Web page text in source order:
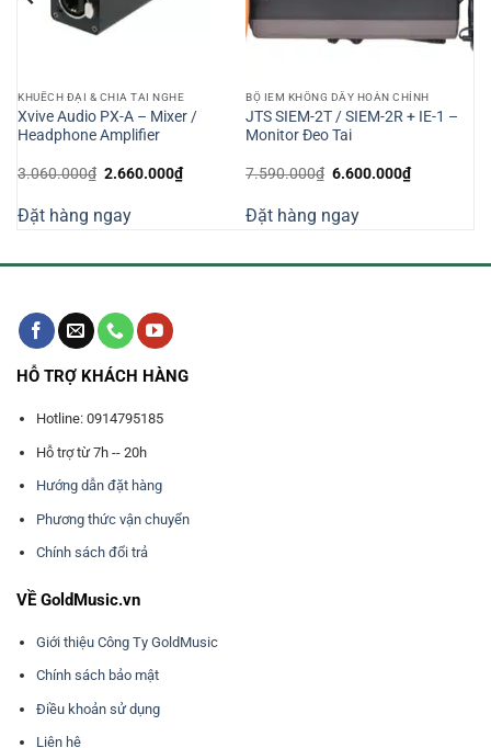
KHUẾCH ĐẠI & CHIA TAI NGHE
Xvive Audio PX-A – Mixer /
Headphone Amplifier
3.060.000₫ Giá
3.060.000₫.
2.660.000₫Giá
hiện
2.660.000₫.
Đặt hàng ngay
BỘ IEM KHÔNG DÂY HOÀN CHỈNH
JTS SIEM-2T / SIEM-2R + IE-1 –
Monitor Đeo Tai
7.590.000₫ Giá
7.590.000₫.
6.600.000₫Giá
hiện
Đặt hàng ngay
HỖ TRỢ KHÁCH HÀNG
Hotline: 0914795185
Hỗ trợ từ 7h -- 20h
Hướng dẫn đặt hàng
Phương thức vận chuyển
Chính sách đổi trả
VỀ GoldMusic.vn
Giới thiệu Công Ty GoldMusic
Chính sách bảo mật
Điều khoản sử dụng
Liên hệ